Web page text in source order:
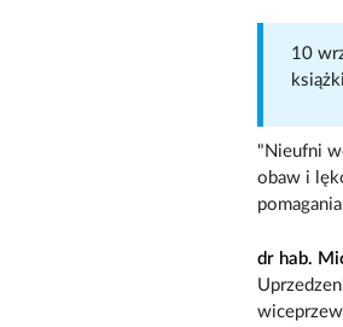
10
"Nieufni
obaw i
dr hab.